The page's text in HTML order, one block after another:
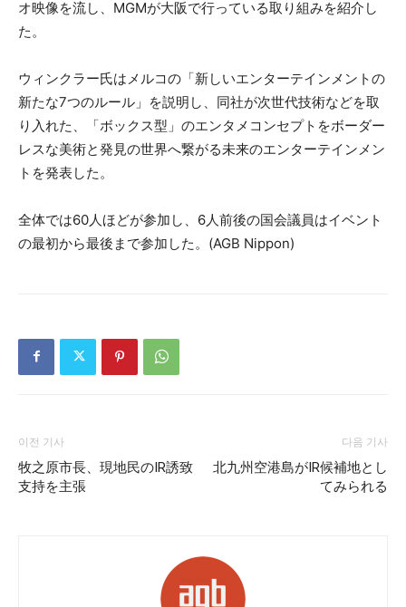
オ映像を流し、MGMが大阪で行っている取り組みを紹介し
た。
ウィンクラー氏はメルコの「新しいエンターテインメントの
新たな7つのルール」を説明し、同社が次世代技術などを取
り入れた、「ボックス型」のエンタメコンセプトをボーダー
レスな美術と発見の世界へ繋がる未来のエンターテインメン
トを発表した。
全体では60人ほどが参加し、6人前後の国会議員はイベント
の最初から最後まで参加した。(AGB Nippon)
이전 기사
牧之原市長、現地民のIR誘致
支持を主張
다음 기사
北九州空港島がIR候補地とし
てみられる